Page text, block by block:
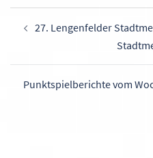
27. Lengenfelder
Punktspielberichte vom